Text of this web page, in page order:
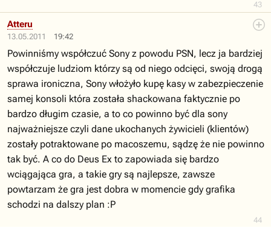
43
13.05.2011 19:42
44
Atteru
Powinniśmy współczuć Sony z powodu PSN, lecz ja bardziej
współczuje ludziom którzy są od niego odcięci, swoją drogą
sprawa ironiczna, Sony włożyło kupę kasy w zabezpieczenie
samej konsoli która została shackowana faktycznie po
bardzo długim czasie, a to co powinno być dla sony
najważniejsze czyli dane ukochanych żywicieli (klientów)
zostały potraktowane po macoszemu, sądzę że nie powinno
tak być. A co do Deus Ex to zapowiada się bardzo
wciągająca gra, a takie gry są najlepsze, zawsze
powtarzam że gra jest dobra w momencie gdy grafika
schodzi na dalszy plan :P